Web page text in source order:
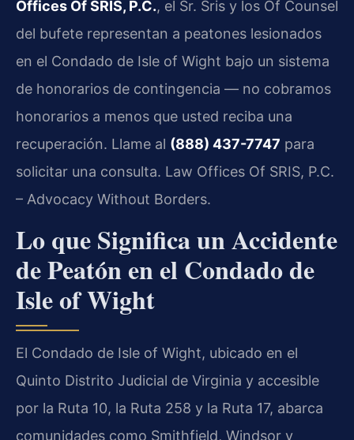
Offices Of SRIS, P.C., el Sr. Sris y los Of Counsel
del bufete representan a peatones lesionados
en el Condado de Isle of Wight bajo un sistema
de honorarios de contingencia — no cobramos
honorarios a menos que usted reciba una
recuperación. Llame al (888) 437-7747 para
solicitar una consulta. Law Offices Of SRIS, P.C.
– Advocacy Without Borders.
Lo que Significa un Accidente
de Peatón en el Condado de
Isle of Wight
El Condado de Isle of Wight, ubicado en el
Quinto Distrito Judicial de Virginia y accesible
por la Ruta 10, la Ruta 258 y la Ruta 17, abarca
comunidades como Smithfield, Windsor y